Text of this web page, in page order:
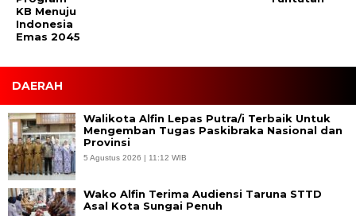
KB Menuju
Indonesia
Emas 2045
DAERAH
Walikota Alfin Lepas Putra/i Terbaik Untuk
Mengemban Tugas Paskibraka Nasional dan
Provinsi
5 Agustus 2026 | 11:12 WIB
Wako Alfin Terima Audiensi Taruna STTD
Asal Kota Sungai Penuh